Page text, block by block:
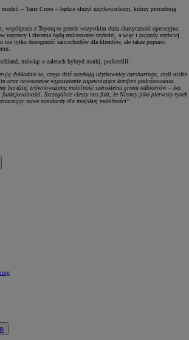
– Yaris Cross – będzie służył użytkownikom, którzy potrzebują
współpraca z Toyotą to przede wszystkim duża elastyczność operacyjna.
naprawy i zlecenia będą realizowane szybciej, a więc i pojazdy szybciej
nie tylko dostępność samochodów dla klientów, ale także poprawi
mówiąc o zaletach hybryd marki, podkreślił:
dokładnie to, czego dziś oczekują użytkownicy carsharingu, czyli niskie
oraz nowoczesne wyposażenie zapewniające komfort podróżowania.
bardziej zrównoważoną mobilność szerokiemu gronu odbiorców – bez
Szczególnie cieszy nas fakt, że Niemcy jako pierwszy rynek
nowe standardy dla miejskiej mobilności”.